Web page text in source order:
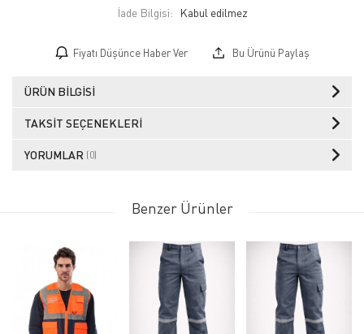
İade Bilgisi:
Fiyatı Düşünce Haber Ver Bu Ürünü Paylaş
ÜRÜN BILGISI
TAKSIT SEÇENEKLERI
YORUMLAR (0)
Benzer Ürünler